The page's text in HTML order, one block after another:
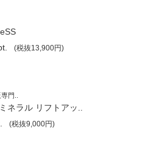
(税抜13,900円)
門..
ネラル リフトアッ..
(税抜9,000円)